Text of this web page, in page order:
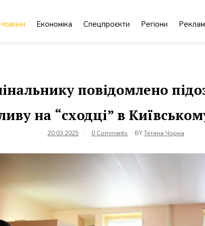
Економіка Спецпроєкти Регіони
повідомлено
на “сходці” в
20.03.2025 0 Comments BYТетяна Чорна